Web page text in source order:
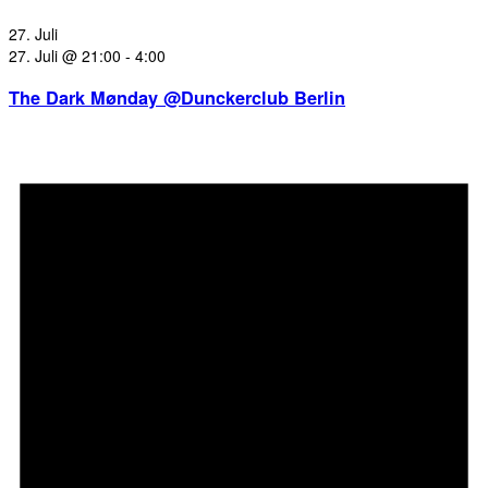
27. Juli
27. Juli @ 21:00 - 4:00
The Dark Mønday @Dunckerclub Berlin